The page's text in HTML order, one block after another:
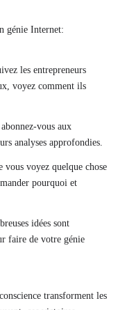
génie Internet:
les entrepreneurs
voyez comment ils
vous aux
analyses approfondies.
voyez quelque chose
pourquoi et
idées sont
faire de votre génie
transforment les